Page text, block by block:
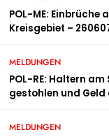
POL-ME: Einbrüche
Kreisgebiet –
MELDUNGEN
POL-RE: Haltern
gestohlen und Geld
MELDUNGEN